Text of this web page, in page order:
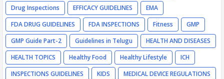
Drug Inspections
EFFICACY GUIDELINES
EMA
FDA DRUG GUIDELINES
FDA INSPECTIONS Fitness
GMP
GMP Guide Part-2
Guidelines in Telugu
HEALTH AND DISEASES
HEALTH TOPICS
Healthy Food Healthy Lifestyle
ICH
INSPECTIONS GUIDELINES
KIDS
MEDICAL DEVICE REGULATIONS